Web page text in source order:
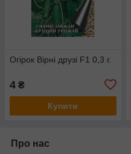
Огірок Вірні друзі F1 0,3 г.
4 ₴
Купити
Про нас